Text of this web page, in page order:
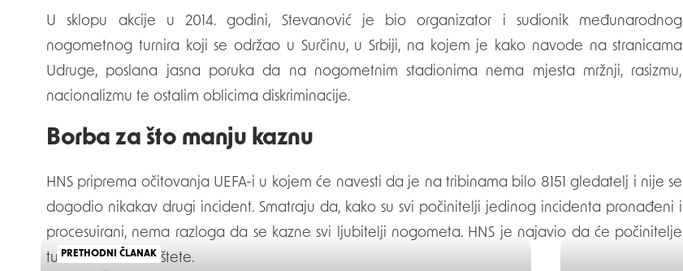
U sklopu akcije u 2014. godini, Stevanović je bio organizator i sudionik međunarodnog
nogometnog turnira koji se održao u Surčinu, u Srbiji, na kojem je kako navode na stranicama
Udruge, poslana jasna poruka da na nogometnim stadionima nema mjesta mržnji, rasizmu,
nacionalizmu te ostalim oblicima diskriminacije.
Borba za što manju kaznu
HNS priprema očitovanja UEFA-i u kojem će navesti da je na tribinama bilo 8151 gledatelj i nije se
dogodio nikakav drugi incident. Smatraju da, kako su svi počinitelji jedinog incidenta pronađeni i
procesuirani, nema razloga da se kazne svi ljubitelji nogometa. HNS je najavio da će počinitelje
tužiti za naknadu štete.
PRETHODNI ČLANAK